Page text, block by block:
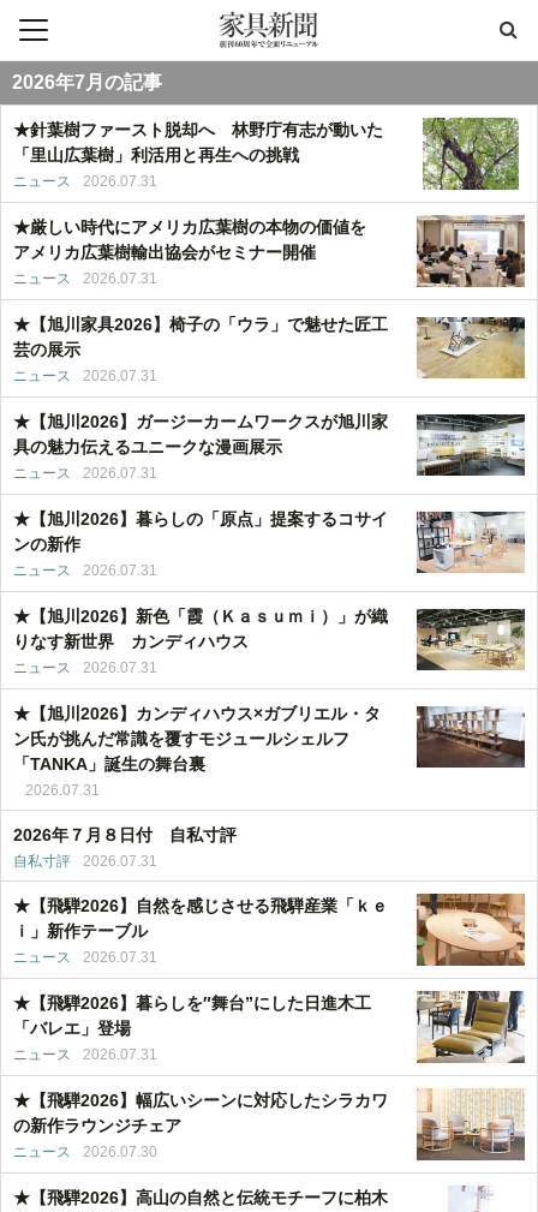
2026年7月の記事
★針葉樹ファースト脱却へ 林野庁有志が動いた
「里山広葉樹」利活用と再生への挑戦
ニュース 2026.07.31
★厳しい時代にアメリカ広葉樹の本物の価値を
アメリカ広葉樹輸出協会がセミナー開催
ニュース 2026.07.31
★【旭川家具2026】椅子の「ウラ」で魅せた匠工
芸の展示
ニュース 2026.07.31
★【旭川2026】ガージーカームワークスが旭川家
具の魅力伝えるユニークな漫画展示
ニュース 2026.07.31
★【旭川2026】暮らしの「原点」提案するコサイ
ンの新作
ニュース 2026.07.31
★【旭川2026】新色「霞（Ｋａｓｕｍｉ）」が織
りなす新世界 カンディハウス
ニュース 2026.07.31
★【旭川2026】カンディハウス×ガブリエル・タ
ン氏が挑んだ常識を覆すモジュールシェルフ
「TANKA」誕生の舞台裏
2026.07.31
2026年７月８日付 自私寸評
自私寸評 2026.07.31
★【飛騨2026】自然を感じさせる飛騨産業「ｋｅ
ｉ」新作テーブル
ニュース 2026.07.31
★【飛騨2026】暮らしを″舞台”にした日進木工
「バレエ」登場
ニュース 2026.07.31
★【飛騨2026】幅広いシーンに対応したシラカワ
の新作ラウンジチェア
ニュース 2026.07.30
★【飛騨2026】高山の自然と伝統モチーフに柏木